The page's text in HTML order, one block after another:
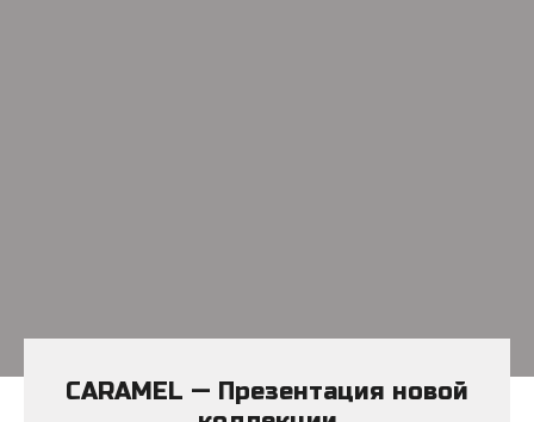
CARAMEL — Презентация новой